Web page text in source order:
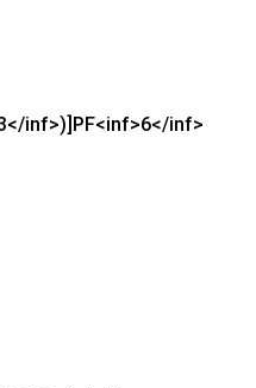
inf>)]PF<inf>6</inf>